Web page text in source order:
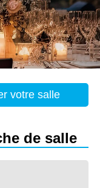
votre salle
de salle